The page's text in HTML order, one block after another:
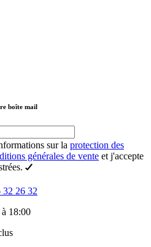
boîte mail
sur la protection des
générales de vente et j'accepte
32 26 32
18:00